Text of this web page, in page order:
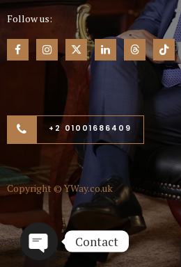
Follow us:
+2 01001686409
Copyright ©YWay.co.uk
Contact